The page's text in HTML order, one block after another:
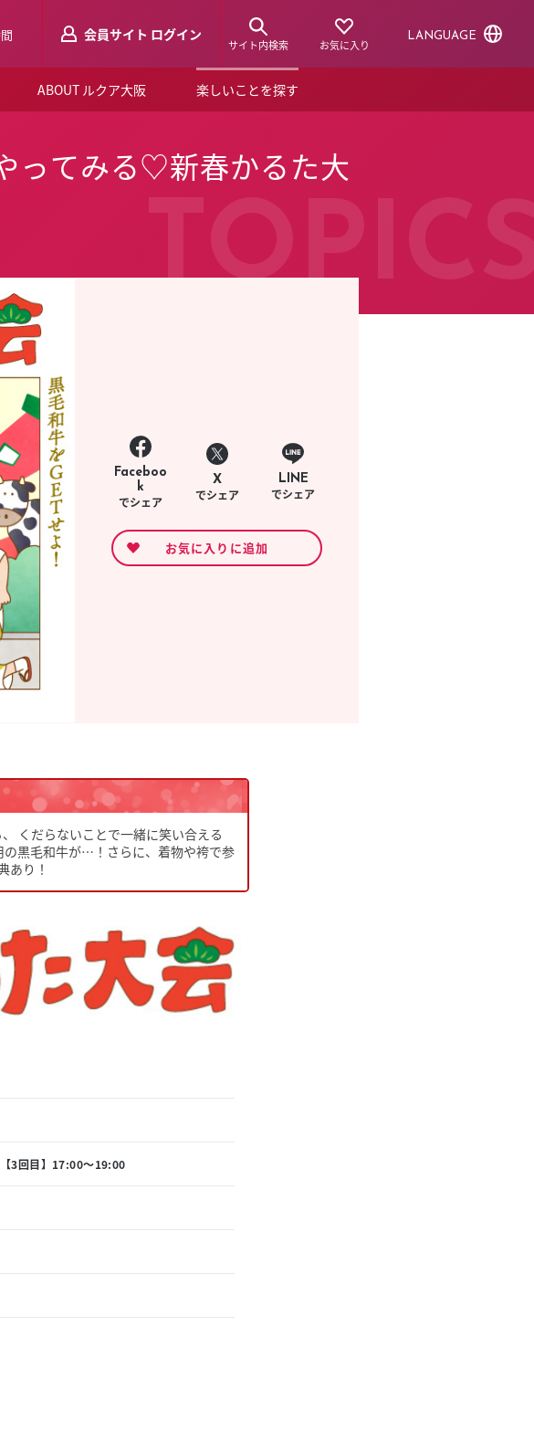
会員サイト ログイン
サイト内検索 お気に入り
LANGUAGE
ABOUT ルクア大阪
会員登録はこちらから！
せ
カウント一覧
ブライダルクラブ
大阪イベントホール
ッフ募集（長期で働きたい方）
フ募集（スポットで働きたい
楽しいことを探す
ショップニュース
ルクアスタイル
ってみる♡新春かるた大
Faceboo
k
でシェア
X
でシェア
LINE
でシェア
お気に入りに追加
くだらないことで一緒に笑い合える
の黒毛和牛が…！さらに、着物や袴で参
あり！
3回目】17:00～19:00